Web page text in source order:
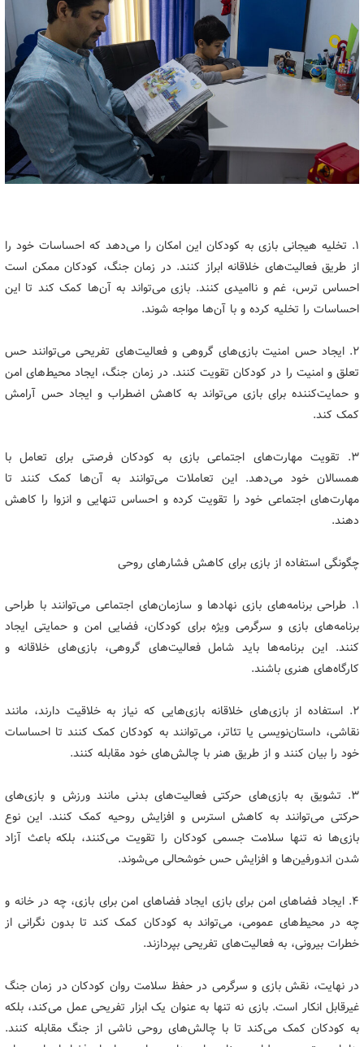
۱. تخلیه هیجانی بازی به کودکان این امکان را می‌دهد که احساسات خود را
از طریق فعالیت‌های خلاقانه ابراز کنند. در زمان جنگ، کودکان ممکن است
احساس ترس، غم و ناامیدی کنند. بازی می‌تواند به آن‌ها کمک کند تا این
احساسات را تخلیه کرده و با آن‌ها مواجه شوند.
۲. ایجاد حس امنیت بازی‌های گروهی و فعالیت‌های تفریحی می‌توانند حس
تعلق و امنیت را در کودکان تقویت کنند. در زمان جنگ، ایجاد محیط‌های امن
و حمایت‌کننده برای بازی می‌تواند به کاهش اضطراب و ایجاد حس آرامش
کمک کند.
۳. تقویت مهارت‌های اجتماعی بازی به کودکان فرصتی برای تعامل با
همسالان خود می‌دهد. این تعاملات می‌توانند به آن‌ها کمک کنند تا
مهارت‌های اجتماعی خود را تقویت کرده و احساس تنهایی و انزوا را کاهش
دهند.
چگونگی استفاده از بازی برای کاهش فشارهای روحی
۱. طراحی برنامه‌های بازی نهادها و سازمان‌های اجتماعی می‌توانند با طراحی
برنامه‌های بازی و سرگرمی ویژه برای کودکان، فضایی امن و حمایتی ایجاد
کنند. این برنامه‌ها باید شامل فعالیت‌های گروهی، بازی‌های خلاقانه و
کارگاه‌های هنری باشند.
۲. استفاده از بازی‌های خلاقانه بازی‌هایی که نیاز به خلاقیت دارند، مانند
نقاشی، داستان‌نویسی یا تئاتر، می‌توانند به کودکان کمک کنند تا احساسات
خود را بیان کنند و از طریق هنر با چالش‌های خود مقابله کنند.
۳. تشویق به بازی‌های حرکتی فعالیت‌های بدنی مانند ورزش و بازی‌های
حرکتی می‌توانند به کاهش استرس و افزایش روحیه کمک کنند. این نوع
بازی‌ها نه تنها سلامت جسمی کودکان را تقویت می‌کنند، بلکه باعث آزاد
شدن اندورفین‌ها و افزایش حس خوشحالی می‌شوند.
۴. ایجاد فضاهای امن برای بازی ایجاد فضاهای امن برای بازی، چه در خانه و
چه در محیط‌های عمومی، می‌تواند به کودکان کمک کند تا بدون نگرانی از
خطرات بیرونی، به فعالیت‌های تفریحی بپردازند.
در نهایت، نقش بازی و سرگرمی در حفظ سلامت روان کودکان در زمان جنگ
غیرقابل انکار است. بازی نه تنها به عنوان یک ابزار تفریحی عمل می‌کند، بلکه
به کودکان کمک می‌کند تا با چالش‌های روحی ناشی از جنگ مقابله کنند.